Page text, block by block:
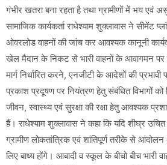
गंभीर खतरा बना रहता है तथा ग्रामीणों में भय एवं
सामाजिक कार्यकर्ता राधेश्याम शुक्लावास ने सीमेंट
ओवरलोड वाहनों की जांच कर आवश्यक कानूनी
खेल मैदान के निकट से भारी वाहनों के आवागमन
मार्ग निर्धारित करने, एनजीटी के आदेशों की प्रभावी
प्रकाश प्रदूषण पर नियंत्रण हेतु संबंधित विभागों को
जीवन, स्वास्थ्य एवं सुरक्षा की रक्षा हेतु आवश्यक
हैं। राधेश्याम शुक्लावास ने कहा कि यदि शीघ्र उचित
ग्रामीण लोकतांत्रिक एवं शांतिपूर्ण तरीके से
लिए बाध्य होंगे। आबादी व स्कूल के बीचो बीच भारी